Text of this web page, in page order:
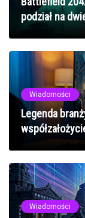
podział na
Wiadomości
Legenda
Wiadomości